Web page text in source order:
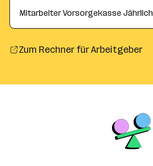
Mitarbeiter Vorsorgekasse Jährlich
Zum Rechner für Arbeitgeber